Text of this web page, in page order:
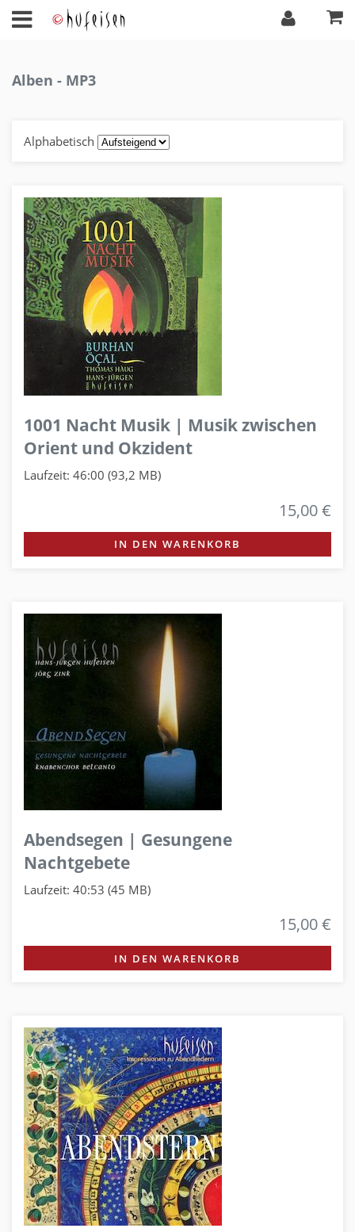
Alben - MP3
Alphabetisch
1001 Nacht Musik | Musik zwischen
Orient und Okzident
Laufzeit: 46:00 (93,2 MB)
15,00 €
IN DEN WARENKORB
Abendsegen | Gesungene
Nachtgebete
Laufzeit: 40:53 (45 MB)
15,00 €
IN DEN WARENKORB